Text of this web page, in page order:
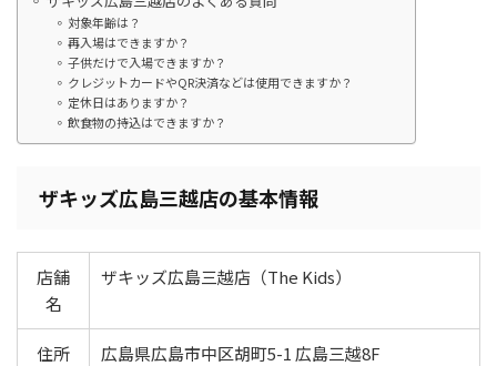
対象年齢は？
再入場はできますか？
子供だけで入場できますか？
クレジットカードやQR決済などは使用できますか？
定休日はありますか？
飲食物の持込はできますか？
ザキッズ広島三越店の基本情報
店舗
名
ザキッズ広島三越店（The Kids）
住所 広島県広島市中区胡町5-1 広島三越8F